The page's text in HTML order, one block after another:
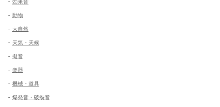
効果音
動物
大自然
天気・天候
擬音
楽器
機械・道具
爆発音・破裂音